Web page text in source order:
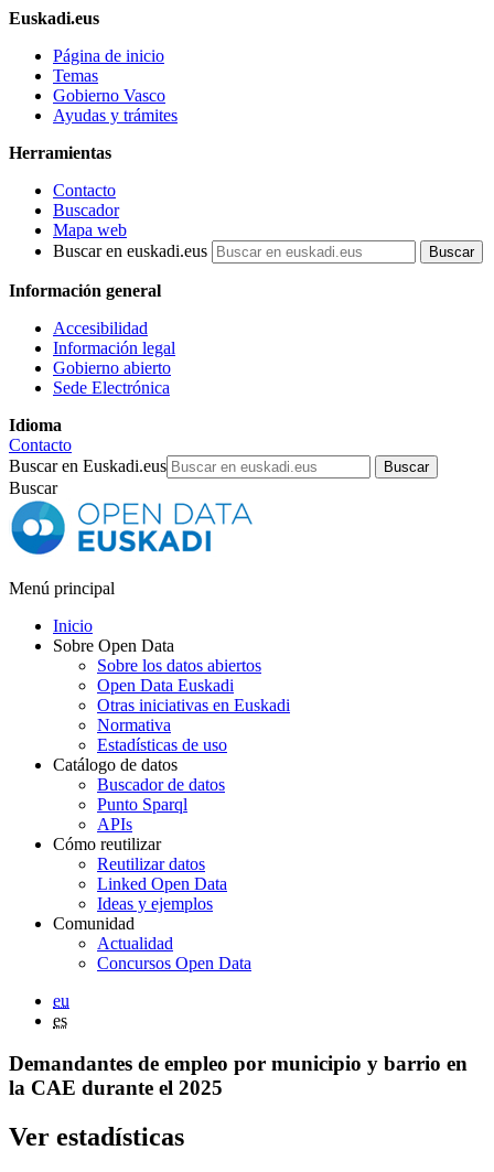
Euskadi.eus
Página de inicio
Temas
Gobierno Vasco
Ayudas y trámites
Herramientas
Contacto
Buscador
Mapa web
Buscar en euskadi.eus
Información general
Accesibilidad
Información legal
Gobierno abierto
Sede Electrónica
Idioma
Contacto
Buscar en Euskadi.eus
Buscar
Menú principal
Inicio
Sobre Open Data
Sobre los datos abiertos
Open Data Euskadi
Otras iniciativas en Euskadi
Normativa
Estadísticas de uso
Catálogo de datos
Buscador de datos
Punto Sparql
APIs
Cómo reutilizar
Reutilizar datos
Linked Open Data
Ideas y ejemplos
Comunidad
Actualidad
Concursos Open Data
eu
es
Demandantes de empleo por municipio y barrio en
la CAE durante el 2025
Ver estadísticas